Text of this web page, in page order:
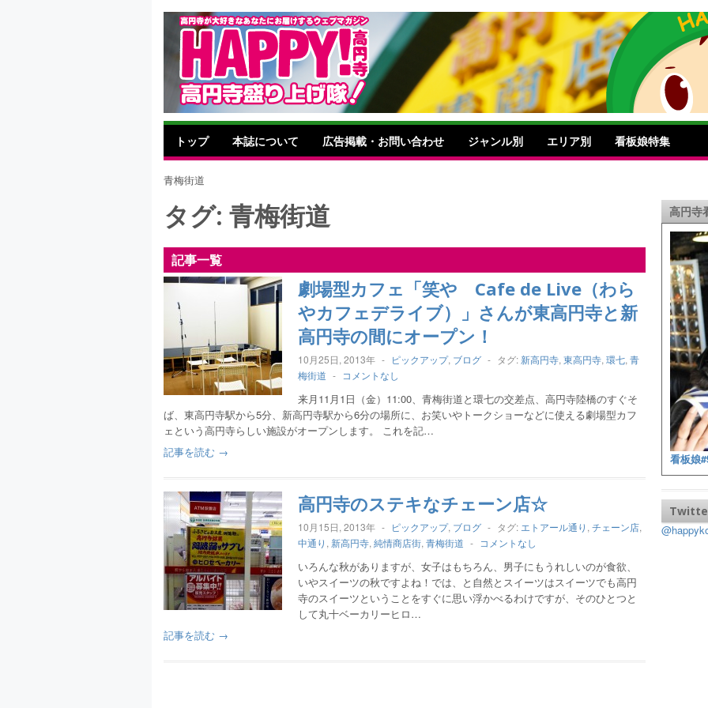
トップ 本誌について 広告掲載・お問い合わせ ジャンル別 エリア別 看板娘特集
青梅街道
タグ: 青梅街道
記事一覧
劇場型カフェ「笑や Cafe de Live（わら
やカフェデライブ）」さんが東高円寺と新
高円寺の間にオープン！
10月25日, 2013年 - ピックアップ, ブログ - タグ: 新高円寺, 東高円寺, 環七, 青
梅街道 - コメントなし
来月11月1日（金）11:00、青梅街道と環七の交差点、高円寺陸橋のすぐそ
ば、東高円寺駅から5分、新高円寺駅から6分の場所に、お笑いやトークショーなどに使える劇場型カフ
ェという高円寺らしい施設がオープンします。 これを記…
記事を読む →
高円寺のステキなチェーン店☆
10月15日, 2013年 - ピックアップ, ブログ - タグ: エトアール通り , チェーン店,
中通り , 新高円寺, 純情商店街, 青梅街道 - コメントなし
いろんな秋がありますが、女子はもちろん、男子にもうれしいのが食欲、
いやスイーツの秋ですよね！では、と自然とスイーツはスイーツでも高円
寺のスイーツということをすぐに思い浮かべるわけですが、そのひとつと
して丸十ベーカリーヒロ…
記事を読む →
高円寺
看板娘